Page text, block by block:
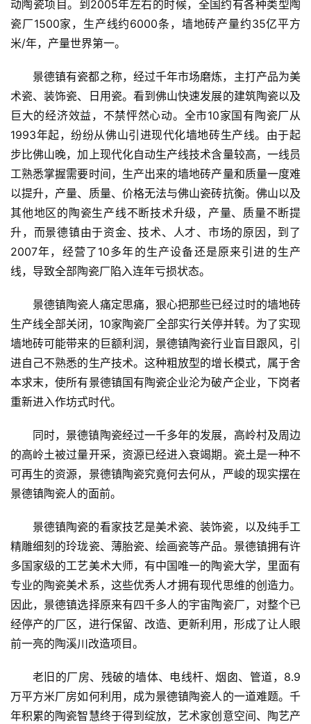
动陶瓷项目。到2005年左右的时候，全国约有各种类型陶
瓷厂1500家，生产线约6000条，墙地砖产量约35亿平方
米/年，产量世界第一。
景德镇有瓷都之称，经过千年市场磨炼，主打产品为美
术瓷、装饰瓷、日用瓷。看到佛山快速发展的建筑陶瓷以及
巨大的经济效益，不禁怦然心动。全市10家国有陶瓷厂从
1993年起，纷纷从佛山引进现代化墙地砖生产线。由于起
步比佛山晚，加上现代化自动生产线技术含量较高，一线员
工熟悉掌握需要时间，生产出来的墙地砖产量和质量一度难
以提升，产量、质量、价格无法与佛山瓷砖抗衡。佛山以及
其他地区的陶瓷生产线不断技术升级，产量、质量不断提
升，而景德镇由于资金、技术、人才、市场的原因，到了
2007年，经营了10多年的生产设备还是原来引进的生产
线，导致全部陶瓷厂陷入连年亏损状态。
景德镇陶瓷人痛定思痛，狠心把那些已经过时的墙地砖
生产线全部关闭，10家陶瓷厂全部实行关停并转。为了实现
墙地砖可能带来的巨额利润，景德镇陶瓷行业盲目跟风，引
进自己不熟悉的生产技术。这种粗放型的增长模式，属于舍
本求末，使所有景德镇国有陶瓷企业沦为破产企业，下岗者
重新进入作坊式时代。
同时，景德镇陶瓷经过一千多年的发展，高岭村及周边
的高岭土被过量开采，资源已经进入衰竭期。瓷土是一种不
可再生的资源，景德镇陶瓷究竟何去何从，严峻的现实摆在
景德镇陶瓷人的面前。
景德镇陶瓷的看家技艺是美术瓷、装饰瓷，以及纯手工
精雕细刻的玲珑瓷、薄胎瓷、绘画瓷等产品。景德镇拥有许
多国家级的工艺美术大师，有中国唯一的陶瓷大学，里面有
专业的陶瓷美术系，这些优秀人才拥有现代思维的创造力。
因此，景德镇选择原来有四千多人的宇宙陶瓷厂，对整个已
经停产的厂区，进行保留、改造、更新利用，形成了让人眼
前一亮的陶溪川改造项目。
老旧的厂房、残破的墙体、电线杆、烟囱、管道，8.9
万平方米厂房如何利用，成为景德镇陶瓷人的一道难题。千
年积累的陶瓷智慧终于得到绽放，艺术家创意空间、陶艺产